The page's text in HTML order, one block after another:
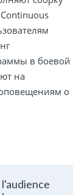
в боевой
на
о